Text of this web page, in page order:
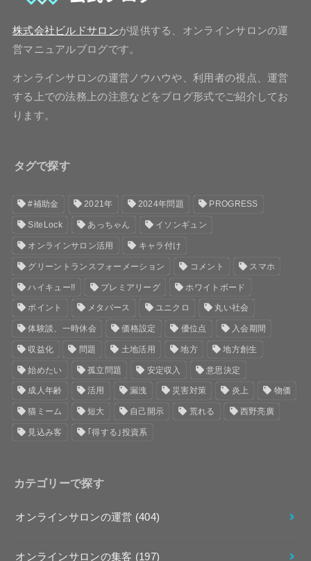
株式会社ビルドサロンが提供する、オンラインサロンの運
営マニュアルブログです。
オンラインサロンの運営ノウハウや、利用者の視点、運営
する上での法務上の注意などをブログ形式でご紹介してお
ります。
タグで探す
#補助金 2021年 2024年問題 PROGRESS
SiteLock あっちゃん イソンギュン
オンラインサロン活用 キャラ付け
グリーントランスフォーメーション コメント スマホ
ハイキュー!! プレミアリーグ ホワイトボード
ポイント メタバース ユニクロ 丸い社会
体験談、一時休会 価格設定 優位点 入会期間
収益化 問題 土地活用 地方 地方創生
始めたい 孤立問題 安定収入 意思決定
成人年齢 活用 漏洩 災害対策 炎上 物価
猫ミーム 短大 自己開示 荒れる 西野亮廣
見込み客 ｢得する｣投資系
カテゴリーで探す
オンラインサロンの運営 (404)
オンラインサロンの集客 (197)